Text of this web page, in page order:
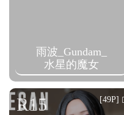
雨波_Gundam_
水星的魔女
R15 [49P]